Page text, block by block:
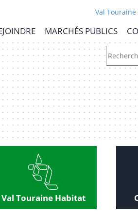
Val Touraine
MARCHÉS PUBLICS
Val Touraine Habitat